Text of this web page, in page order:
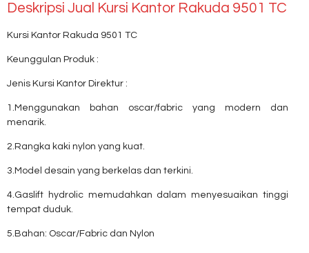
Deskripsi Jual Kursi Kantor Rakuda 9501 TC
Kursi Kantor Rakuda 9501 TC
Keunggulan Produk :
Jenis Kursi Kantor Direktur :
1.Menggunakan bahan oscar/fabric yang modern dan
menarik.
2.Rangka kaki nylon yang kuat.
3.Model desain yang berkelas dan terkini.
4.Gaslift hydrolic memudahkan dalam menyesuaikan tinggi
tempat duduk.
5.Bahan: Oscar/Fabric dan Nylon